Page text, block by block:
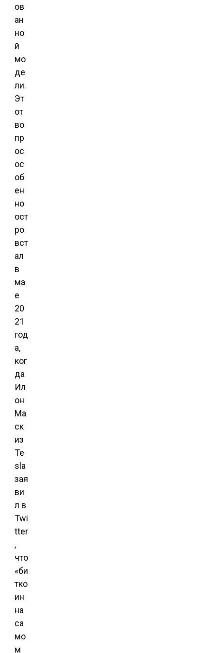
ов
ан
но
й
мо
де
ли.
Эт
от
во
пр
ос
ос
об
ен
но
ост
ро
вст
ал
в
ма
е
20
21
год
а,
ког
да
Ил
он
Ма
ск
из
Te
sla
зая
ви
л в
Twi
tter
,
что
«би
тко
ин
на
са
мо
м